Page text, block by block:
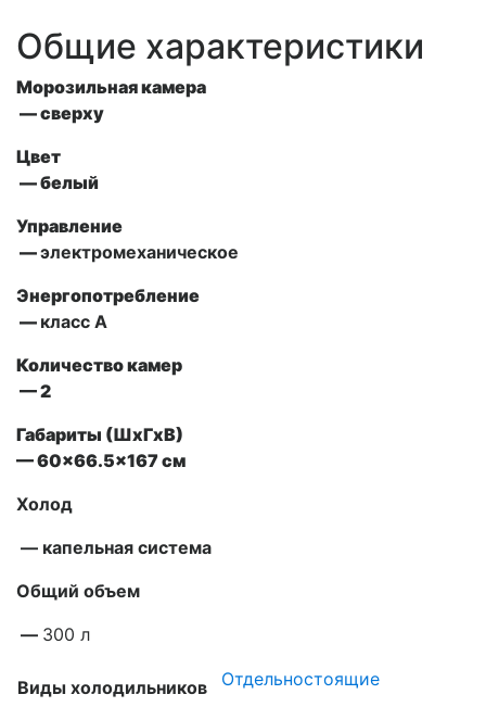
Общие характеристики
Морозильная камера
— сверху
Цвет
— белый
Управление
—электромеханическое
Энергопотребление
— класс A
Количество камер
— 2
Габариты (ШxГxВ)
— 60×66.5×167 см
Холод
— капельная система
Общий объем
— 300 л
Виды холодильников Отдельностоящие